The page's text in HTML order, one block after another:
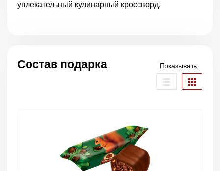
увлекательный кулинарный кроссворд.
Состав подарка Показывать: